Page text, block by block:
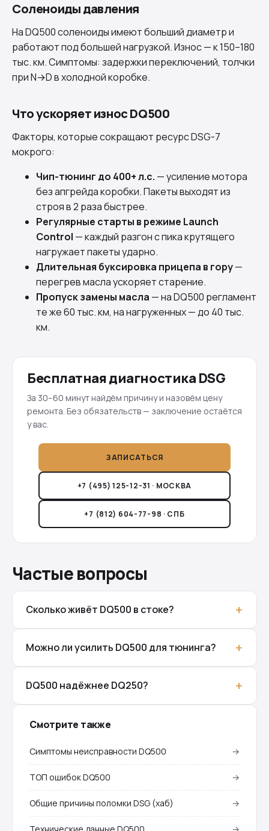
Соленоиды давления
НаDQ500соленоиды имеют больший диаметр и
работают под большей нагрузкой. Износ — к 150–180
тыс. км. Симптомы: задержки переключений, толчки
при N→D в холодной коробке.
Что ускоряет износ DQ500
Факторы, которые сокращают ресурс DSG-7
мокрого:
Чип-тюнинг до 400+ л.с. — усиление мотора
без апгрейда коробки. Пакеты выходят из
строя в 2 раза быстрее.
Регулярные старты в режиме Launch
Control — каждый разгон с пика крутящего
нагружает пакеты ударно.
Длительная буксировка прицепа в гору—
перегрев масла ускоряет старение.
Пропуск замены масла — на DQ500 регламент
те же 60 тыс. км, на нагруженных — до 40 тыс.
км.
Бесплатная диагностика DSG
За 30–60 минут найдём причину и назовём цену
ремонта. Без обязательств — заключение остаётся
у вас.
ЗАПИСАТЬСЯ
+7 (495) 125-12-31 · МОСКВА
+7 (812) 604-77-98 · СПБ
Частые вопросы
Сколько живёт DQ500 в стоке?
Можно ли усилить DQ500 для тюнинга?
DQ500 надёжнее DQ250?
Смотрите также
Симптомы неисправности DQ500 →
ТОП ошибок DQ500 →
Общие причины поломки DSG (хаб) →